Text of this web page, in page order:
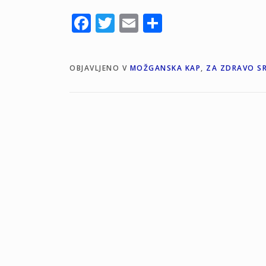
Facebook
Twitter
Email
OBJAVLJENO V MOŽGANSKA KAP, ZA ZDRAVO